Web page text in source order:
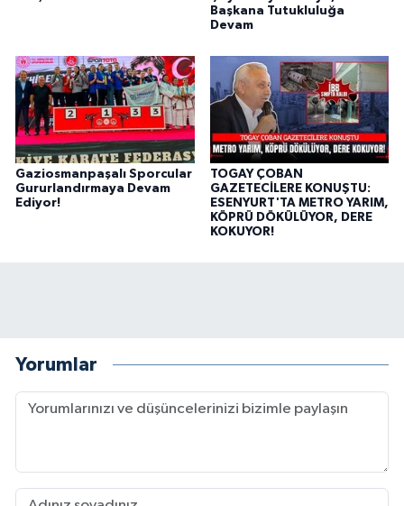
Başkana Tutukluluğa
Devam
Gaziosmanpaşalı Sporcular
Gururlandırmaya Devam
Ediyor!
TOGAY ÇOBAN
GAZETECİLERE KONUŞTU:
ESENYURT'TA METRO YARIM,
KÖPRÜ DÖKÜLÜYOR, DERE
KOKUYOR!
Yorumlar